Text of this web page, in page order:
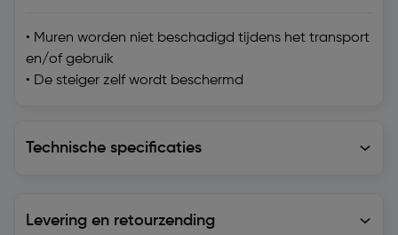
• Muren worden niet beschadigd tijdens het transport
en/of gebruik
• De steiger zelf wordt beschermd
Technische specificaties
Levering en retourzending